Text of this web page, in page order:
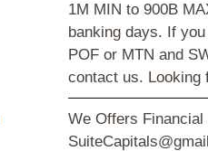
1M MIN to 900B
banking days. If
POF or MTN and
contact us. Looking
We Offers Financial